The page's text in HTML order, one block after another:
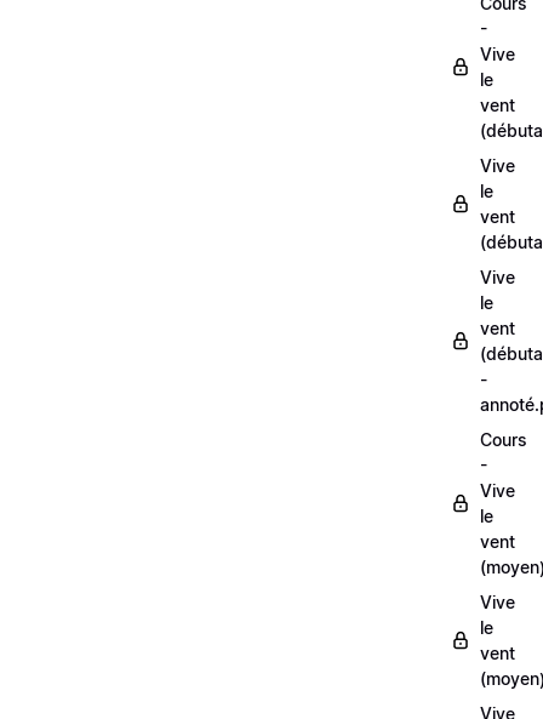
-
Vive
le
vent
Vive
le
vent
Vive
le
vent
-
Cours
-
Vive
le
vent
Vive
le
vent
Vive